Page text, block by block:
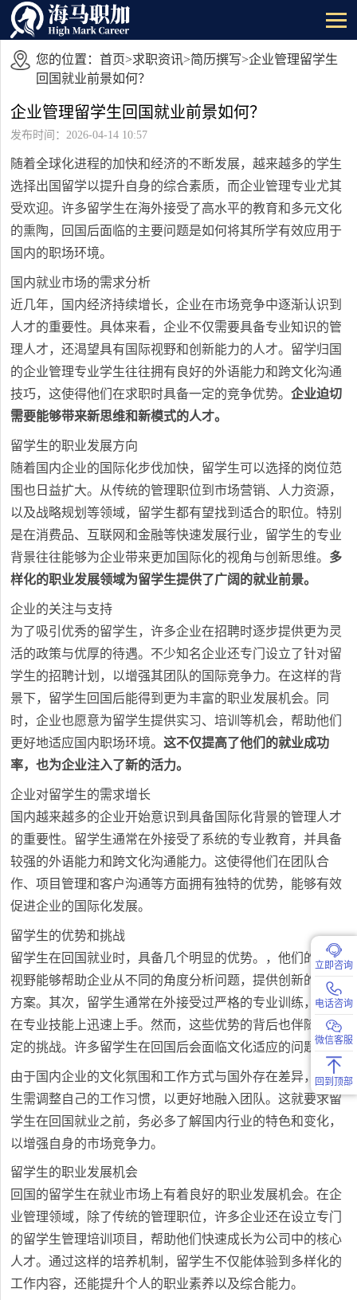
您的位置： 首页>求职资讯>简历撰写>企业管理留学生
回国就业前景如何？
企业管理留学生回国就业前景如何？
发布时间：2026-04-14 10:57
随着全球化进程的加快和经济的不断发展，越来越多的学生
选择出国留学以提升自身的综合素质，而企业管理专业尤其
受欢迎。许多留学生在海外接受了高水平的教育和多元文化
的熏陶，回国后面临的主要问题是如何将其所学有效应用于
国内的职场环境。
国内就业市场的需求分析
近几年，国内经济持续增长，企业在市场竞争中逐渐认识到
人才的重要性。具体来看，企业不仅需要具备专业知识的管
理人才，还渴望具有国际视野和创新能力的人才。留学归国
的企业管理专业学生往往拥有良好的外语能力和跨文化沟通
技巧，这使得他们在求职时具备一定的竞争优势。企业迫切
需要能够带来新思维和新模式的人才。
留学生的职业发展方向
随着国内企业的国际化步伐加快，留学生可以选择的岗位范
围也日益扩大。从传统的管理职位到市场营销、人力资源，
以及战略规划等领域，留学生都有望找到适合的职位。特别
是在消费品、互联网和金融等快速发展行业，留学生的专业
背景往往能够为企业带来更加国际化的视角与创新思维。 多
样化的职业发展领域为留学生提供了广阔的就业前景。
企业的关注与支持
为了吸引优秀的留学生，许多企业在招聘时逐步提供更为灵
活的政策与优厚的待遇。不少知名企业还专门设立了针对留
学生的招聘计划，以增强其团队的国际竞争力。在这样的背
景下，留学生回国后能得到更为丰富的职业发展机会。同
时，企业也愿意为留学生提供实习、培训等机会，帮助他们
更好地适应国内职场环境。这不仅提高了他们的就业成功
率，也为企业注入了新的活力。
企业对留学生的需求增长
国内越来越多的企业开始意识到具备国际化背景的管理人才
的重要性。留学生通常在外接受了系统的专业教育，并具备
较强的外语能力和跨文化沟通能力。这使得他们在团队合
作、项目管理和客户沟通等方面拥有独特的优势，能够有效
促进企业的国际化发展。
留学生的优势和挑战
留学生在回国就业时，具备几个明显的优势。，他们的国际
视野能够帮助企业从不同的角度分析问题，提供创新的解决
方案。其次，留学生通常在外接受过严格的专业训练，能够
在专业技能上迅速上手。然而，这些优势的背后也伴随着一
定的挑战。许多留学生在回国后会面临文化适应的问题。
由于国内企业的文化氛围和工作方式与国外存在差异，留学
生需调整自己的工作习惯，以更好地融入团队。这就要求留
学生在回国就业之前，务必多了解国内行业的特色和变化，
以增强自身的市场竞争力。
留学生的职业发展机会
回国的留学生在就业市场上有着良好的职业发展机会。在企
业管理领域，除了传统的管理职位，许多企业还在设立专门
的留学生管理培训项目，帮助他们快速成长为公司中的核心
人才。通过这样的培养机制，留学生不仅能体验到多样化的
工作内容，还能提升个人的职业素养以及综合能力。
立即咨询
电话咨询
微信客服
回到顶部